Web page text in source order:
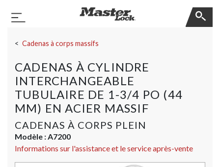
Basculer la navigation
Cadenas à corps massifs
CADENAS À CYLINDRE
INTERCHANGEABLE
TUBULAIRE DE 1-3/4 PO (44
MM) EN ACIER MASSIF
CADENAS À CORPS PLEIN
Modèle :A7200
Informations sur l'assistance et le service après-vente